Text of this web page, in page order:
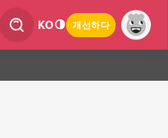
KO 개선하다